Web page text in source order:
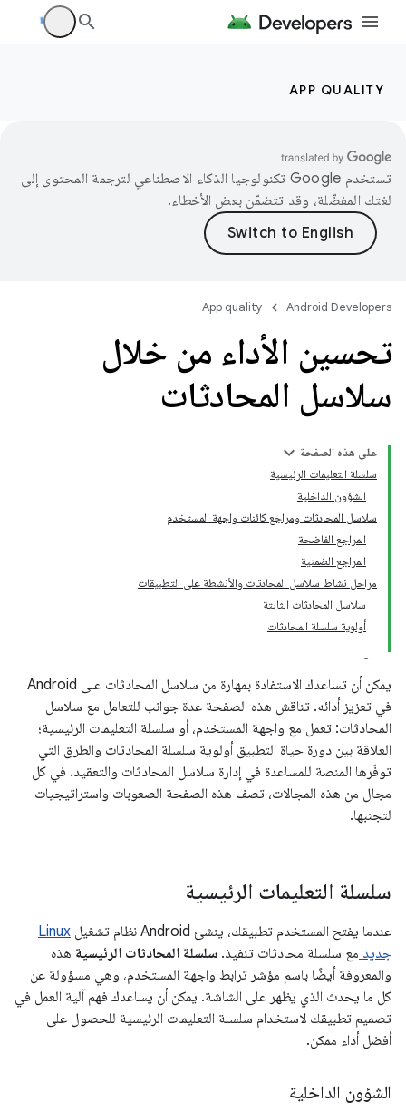
APP QUALITY
تستخدم Google تكنولوجيا الذكاء الاصطناعي لترجمة المحتوى إلى
لغتك المفضّلة، وقد تتضمّن بعض الأخطاء.
Android Developers
App quality
تحسين الأداء من خلال
سلاسل المحادثات
على هذه الصفحة
سلسلة التعليمات الرئيسية
الشؤون الداخلية
سلاسل المحادثات ومراجع كائنات واجهة المستخدم
المراجع الفاضحة
المراجع الضمنية
مراحل نشاط سلاسل المحادثات والأنشطة على التطبيقات
سلاسل المحادثات الثابتة
أولوية سلسلة المحادثات
يمكن أن تساعدك الاستفادة بمهارة من سلاسل المحادثات على Android
في تعزيز أدائه. تناقش هذه الصفحة عدة جوانب للتعامل مع سلاسل
المحادثات: تعمل مع واجهة المستخدم، أو سلسلة التعليمات الرئيسية؛
العلاقة بين دورة حياة التطبيق أولوية سلسلة المحادثات والطرق التي
توفّرها المنصة للمساعدة في إدارة سلاسل المحادثات والتعقيد. في كل
مجال من هذه المجالات، تصف هذه الصفحة الصعوبات واستراتيجيات
لتجنبها.
سلسلة التعليمات الرئيسية
عندما يفتح المستخدم تطبيقك، ينشئ Android نظام تشغيل
Linux
جديد مع سلسلة محادثات تنفيذ. سلسلة المحادثات الرئيسية هذه
والمعروفة أيضًا باسم مؤشر ترابط واجهة المستخدم، وهي مسؤولة عن
كل ما يحدث الذي يظهر على الشاشة. يمكن أن يساعدك فهم آلية العمل في
تصميم تطبيقك لاستخدام سلسلة التعليمات الرئيسية للحصول على
أفضل أداء ممكن.
الشؤون الداخلية